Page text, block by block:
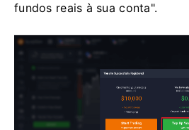
fundos reais à sua conta".